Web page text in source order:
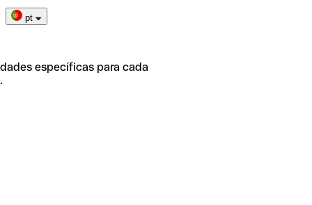
pt
específicas para cada